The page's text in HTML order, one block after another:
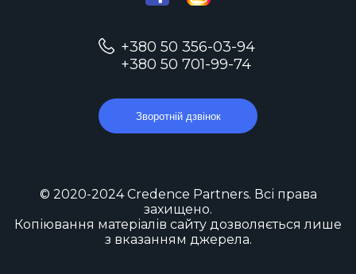
+380 50 356-03-94
+380 50 701-99-74
Зворотній дзвінок
© 2020-2024 Credence Partners. Всі права
захищено.
Копіювання матеріалів сайту дозволяється лише
з вказанням джерела.